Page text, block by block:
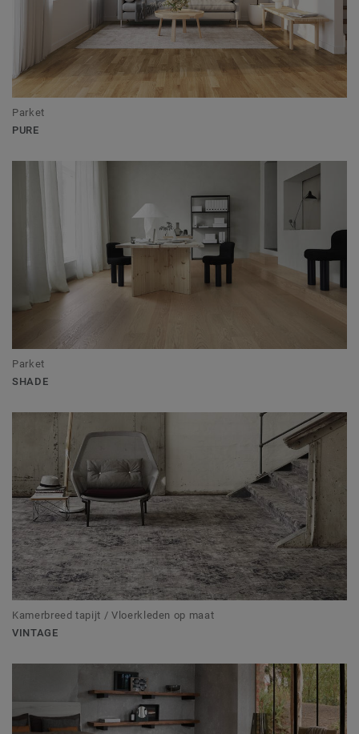
Parket
PURE
Parket
SHADE
Kamerbreed tapijt / Vloerkleden op maat
VINTAGE